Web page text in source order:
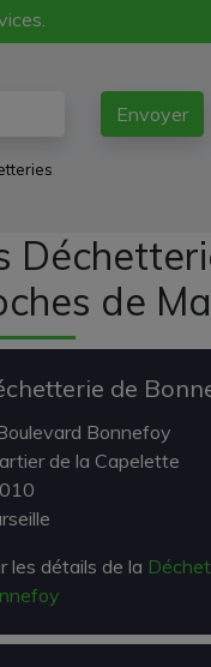
Envoyer
de
de
Bonnefoy
de la Capelette
les détails de la